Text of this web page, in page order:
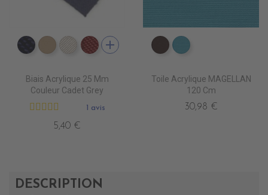
PB0460 CAPTAIN
PB0530 BEIGE
PB0520 OYSTER
PB0490 BURGUNDY
add
Biais Acrylique 25 Mm
Couleur Cadet Grey
1 avis
5,40 €
PR067 CHESTNUST
PR0770 LAGON
Toile Acrylique MAGELLAN
120 Cm
30,98 €
DESCRIPTION